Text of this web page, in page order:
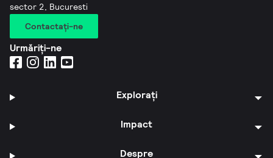
sector 2, Bucuresti
Contactaţi-ne
Urmăriți-ne
Explorați
Impact
Despre